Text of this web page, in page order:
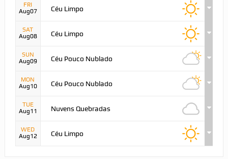
FRI
Aug07
Céu Limpo
SAT
Aug08
Céu Limpo
SUN
Aug09
Céu Pouco Nublado
MON
Aug10
Céu Pouco Nublado
TUE
Aug11
Nuvens Quebradas
WED
Aug12
Céu Limpo